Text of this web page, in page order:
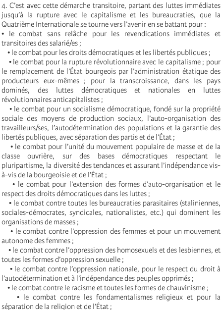
4. C’est avec cette démarche transitoire, partant des luttes immédiates
jusqu’à la rupture avec le capitalisme et les bureaucraties, que la
Quatrième Internationale se tourne vers l’avenir en se battant pour :
• le combat sans relâche pour les revendications immédiates et
transitoires des salarié/es ;
• le combat pour les droits démocratiques et les libertés publiques ;
• le combat pour la rupture révolutionnaire avec le capitalisme ; pour
le remplacement de l’État bourgeois par l’administration étatique des
producteurs eux-mêmes ; pour la transcroissance, dans les pays
dominés, des luttes démocratiques et nationales en luttes
révolutionnaires anticapitalistes ;
• le combat pour un socialisme démocratique, fondé sur la propriété
sociale des moyens de production sociaux, l’auto-organisation des
travailleurs/ses, l’autodétermination des populations et la garantie des
libertés publiques, avec séparation des partis et de l’État ;
• le combat pour l’unité du mouvement populaire de masse et de la
classe ouvrière, sur des bases démocratiques respectant le
pluripartisme, la diversité des tendances et assurant l’indépendance vis-
à-vis de la bourgeoisie et de l’État ;
• le combat pour l’extension des formes d’auto-organisation et le
respect des droits démocratiques dans les luttes ;
• le combat contre toutes les bureaucraties parasitaires (staliniennes,
sociales-démocrates, syndicales, nationalistes, etc.) qui dominent les
organisations de masses ;
• le combat contre l’oppression des femmes et pour un mouvement
autonome des femmes ;
• le combat contre l’oppression des homosexuels et des lesbiennes, et
toutes les formes d’oppression sexuelle ;
• le combat contre l’oppression nationale, pour le respect du droit à
l’autodétermination et à l’indépendance des peuples opprimés ;
• le combat contre le racisme et toutes les formes de chauvinisme ;
• le combat contre les fondamentalismes religieux et pour la
séparation de la religion et de l’État ;